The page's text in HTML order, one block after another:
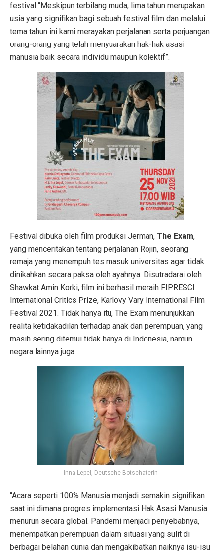
festival “Meskipun terbilang muda, lima tahun merupakan
usia yang signifikan bagi sebuah festival film dan melalui
tema tahun ini kami merayakan perjalanan serta perjuangan
orang-orang yang telah menyuarakan hak-hak asasi
manusia baik secara individu maupun kolektif”.
Festival dibuka oleh film produksi Jerman, The Exam,
yang menceritakan tentang perjalanan Rojin, seorang
remaja yang menempuh tes masuk universitas agar tidak
dinikahkan secara paksa oleh ayahnya. Disutradarai oleh
Shawkat Amin Korki, film ini berhasil meraih FIPRESCI
International Critics Prize, Karlovy Vary International Film
Festival 2021. Tidak hanya itu, The Exam menunjukkan
realita ketidakadilan terhadap anak dan perempuan, yang
masih sering ditemui tidak hanya di Indonesia, namun
negara lainnya juga.
Inna Lepel, Deutsche Botschaterin
“Acara seperti 100% Manusia menjadi semakin signifikan
saat ini dimana progres implementasi Hak Asasi Manusia
menurun secara global. Pandemi menjadi penyebabnya,
menempatkan perempuan dalam situasi yang sulit di
berbagai belahan dunia dan mengakibatkan naiknya isu-isu